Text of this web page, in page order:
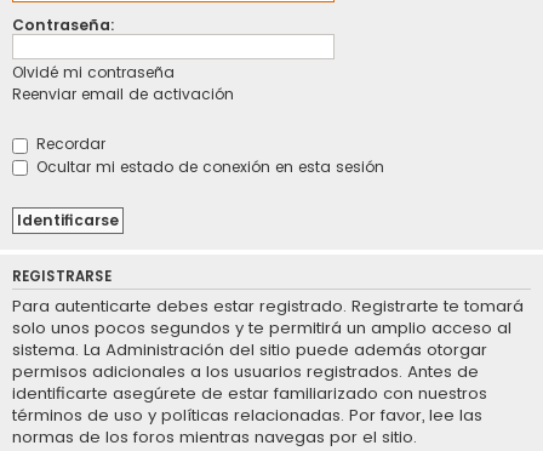
Contraseña:
Olvidé mi contraseña
Reenviar email de activación
Recordar
Ocultar mi estado de conexión en esta sesión
REGISTRARSE
Para autenticarte debes estar registrado. Registrarte te tomará
solo unos pocos segundos y te permitirá un amplio acceso al
sistema. La Administración del sitio puede además otorgar
permisos adicionales a los usuarios registrados. Antes de
identificarte asegúrete de estar familiarizado con nuestros
términos de uso y políticas relacionadas. Por favor, lee las
normas de los foros mientras navegas por el sitio.